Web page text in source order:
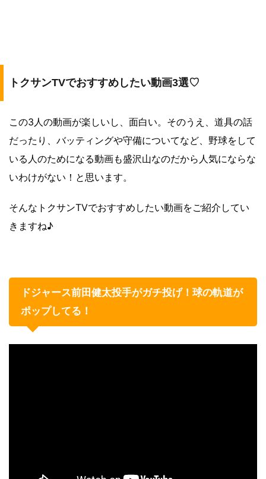
トクサンTVでおすすめしたい動画3選♡
この3人の動画が楽しいし、面白い。そのうえ、道具の話
だったり、バッティングや守備についてなど、野球をして
いる人のためになる動画も盛沢山なのだから人気にならな
いわけがない！と思います。
そんなトクサンTVでおすすめしたい動画をご紹介してい
きますね♪
ドジャース前田健太投手がガチ投げ！球の軌道が
ポップしてる！